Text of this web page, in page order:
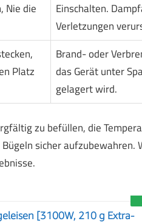
Nie die
Einschalten.
Verletzungen
Platz
Brand- oder
das Gerät unter
gelagert wird.
zu befüllen, die
sicher aufzubewahren.
[3100W, 210 g Extra-